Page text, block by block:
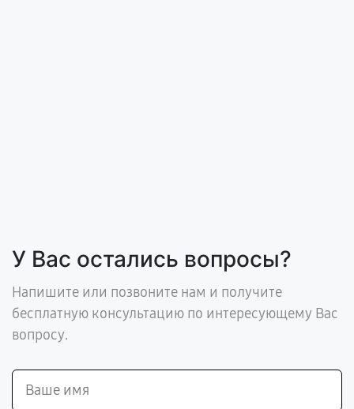
У Вас остались вопросы?
Напишите или позвоните нам и получите
бесплатную консультацию по интересующему Вас
вопросу.